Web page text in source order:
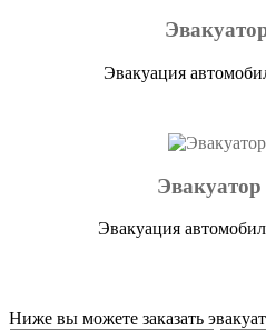
Эвакуация
Эвакуация
Ниже вы можете заказать